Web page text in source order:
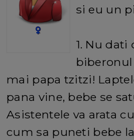
si eu un
1. Nu
mai papa tzitzi!
pana vine, bebe se
Asistentele va arata
cum sa puneti bebe